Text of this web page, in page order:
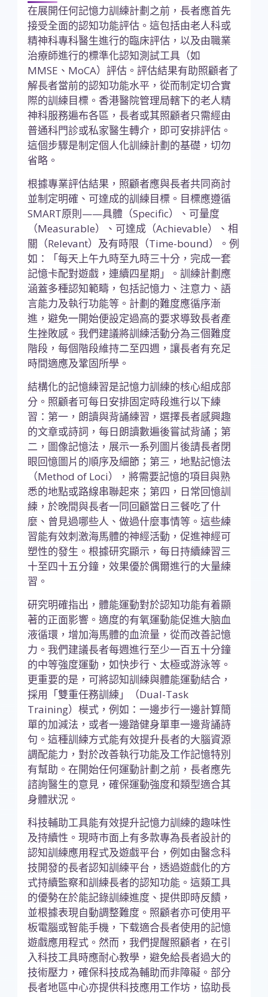
在展開任何記憶力訓練計劃之前，長者應首先
接受全面的認知功能評估。這包括由老人科或
精神科專科醫生進行的臨床評估，以及由職業
治療師進行的標準化認知測試工具（如
MMSE、MoCA）評估。評估結果有助照顧者了
解長者當前的認知功能水平，從而制定切合實
際的訓練目標。香港醫院管理局轄下的老人精
神科服務遍布各區，長者或其照顧者只需經由
普通科門診或私家醫生轉介，即可安排評估。
這個步驟是制定個人化訓練計劃的基礎，切勿
省略。
根據專業評估結果，照顧者應與長者共同商討
並制定明確、可達成的訓練目標。目標應遵循
SMART原則——具體（Specific）、可量度
（Measurable）、可達成（Achievable）、相
關（Relevant）及有時限（Time-bound）。例
如：「每天上午九時至九時三十分，完成一套
記憶卡配對遊戲，連續四星期」。訓練計劃應
涵蓋多種認知範疇，包括記憶力、注意力、語
言能力及執行功能等。計劃的難度應循序漸
進，避免一開始便設定過高的要求導致長者產
生挫敗感。我們建議將訓練活動分為三個難度
階段，每個階段維持二至四週，讓長者有充足
時間適應及鞏固所學。
結構化的記憶練習是記憶力訓練的核心組成部
分。照顧者可每日安排固定時段進行以下練
習：第一，朗讀與背誦練習，選擇長者感興趣
的文章或詩詞，每日朗讀數遍後嘗試背誦；第
二，圖像記憶法，展示一系列圖片後請長者閉
眼回憶圖片的順序及細節；第三，地點記憶法
（Method of Loci），將需要記憶的項目與熟
悉的地點或路線串聯起來；第四，日常回憶訓
練，於晚間與長者一同回顧當日三餐吃了什
麼、曾見過哪些人、做過什麼事情等。這些練
習能有效刺激海馬體的神經活動，促進神經可
塑性的發生。根據研究顯示，每日持續練習三
十至四十五分鐘，效果優於偶爾進行的大量練
習。
研究明確指出，體能運動對於認知功能有着顯
著的正面影響。適度的有氧運動能促進大脑血
液循環，增加海馬體的血流量，從而改善記憶
力。我們建議長者每週進行至少一百五十分鐘
的中等強度運動，如快步行、太極或游泳等。
更重要的是，可將認知訓練與體能運動結合，
採用「雙重任務訓練」（Dual-Task
Training）模式，例如：一邊步行一邊計算簡
單的加減法，或者一邊踏健身單車一邊背誦詩
句。這種訓練方式能有效提升長者的大腦資源
調配能力，對於改善執行功能及工作記憶特別
有幫助。在開始任何運動計劃之前，長者應先
諮詢醫生的意見，確保運動強度和類型適合其
身體狀況。
科技輔助工具能有效提升記憶力訓練的趣味性
及持續性。現時市面上有多款專為長者設計的
認知訓練應用程式及遊戲平台，例如由醫念科
技開發的長者認知訓練平台，透過遊戲化的方
式持續監察和訓練長者的認知功能。這類工具
的優勢在於能記錄訓練進度、提供即時反饋，
並根據表現自動調整難度。照顧者亦可使用平
板電腦或智能手機，下载適合長者使用的記憶
遊戲應用程式。然而，我們提醒照顧者，在引
入科技工具時應耐心教學，避免給長者過大的
技術壓力，確保科技成為輔助而非障礙。部分
長者地區中心亦提供科技應用工作坊，協助長